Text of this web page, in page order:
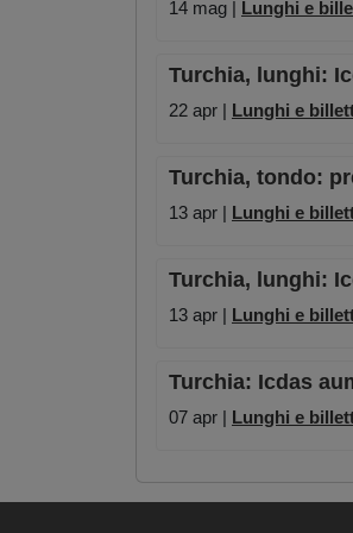
14 mag | Lunghi e
Turchia, lunghi:
22 apr | Lunghi e
Turchia, tondo:
13 apr | Lunghi e
Turchia, lunghi:
13 apr | Lunghi e
Turchia: Icdas
07 apr | Lunghi e